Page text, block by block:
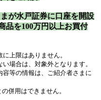
が水戸証券に口座を開設
品を100万円以上お買付
上限はありません。
場合は、対象外となります。
等の情報は、ご紹介者さまに
併用はできません。